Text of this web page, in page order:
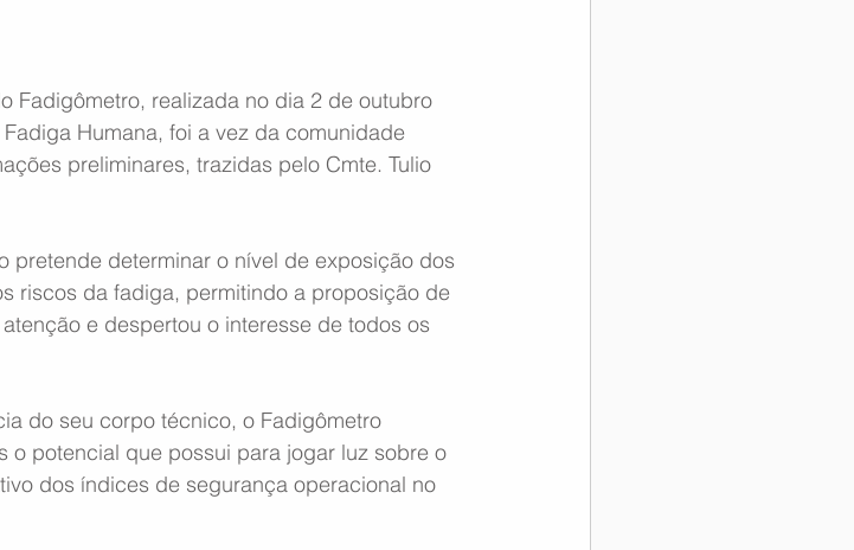
Fadigômetro, realizada no dia 2 de outubro
Humana, foi a vez da comunidade
preliminares, trazidas pelo Cmte. Tulio
pretende determinar o nível de exposição dos
riscos da fadiga, permitindo a proposição de
e despertou o interesse de todos os
do seu corpo técnico, o Fadigômetro
o potencial que possui para jogar luz sobre o
dos índices de segurança operacional no